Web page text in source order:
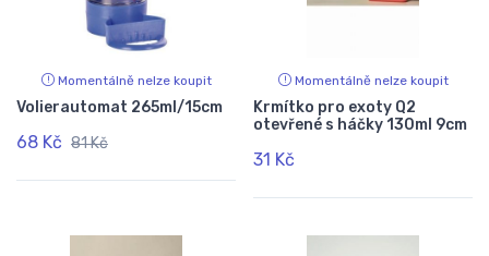
Momentálně nelze koupit
Volierautomat 265ml/15cm
68 Kč 81 Kč
Momentálně nelze koupit
Krmítko pro exoty Q2
otevřené s háčky 130ml 9cm
31 Kč